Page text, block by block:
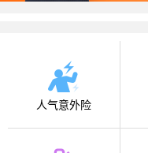
人气意外险